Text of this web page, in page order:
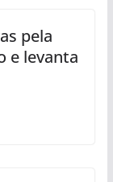
pela
e levanta